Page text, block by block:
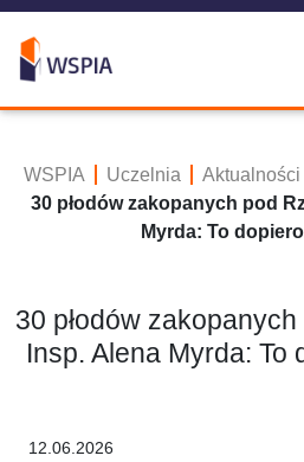
WSPIA Uczelnia
Aktualności
30 płodów zakopanych pod
Myrda: To
30 płodów
Insp. Alena Myrda: To
12.06.2026